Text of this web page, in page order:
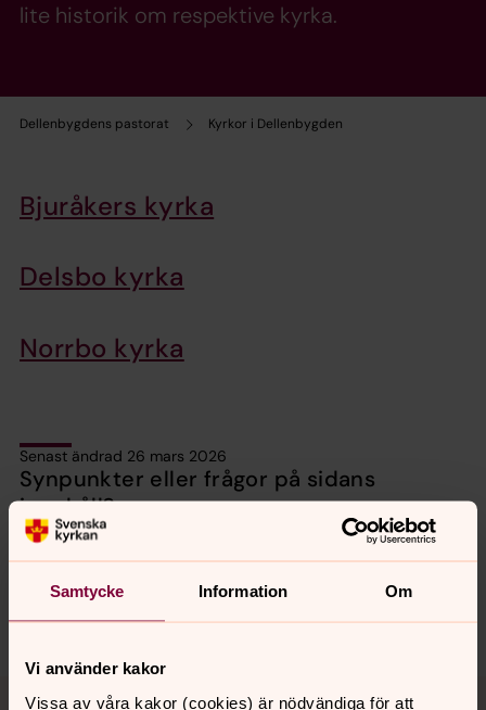
Samtycke Information Om
Vi använder kakor
Vissa av våra kakor (cookies) är nödvändiga för att
Dellenbygdens pastorat Kyrkor i Dellenbygden
lite historik om respektive kyrka.
Bjuråkers kyrka
Delsbo kyrka
Norrbo kyrka
Senast ändrad 26 mars 2026
Synpunkter eller frågor på sidans
innehåll?
dellenbygdens.pastorat@svenskakyrkan.se